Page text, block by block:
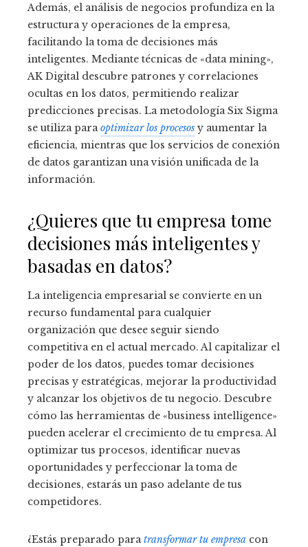
Además, el análisis de negocios profundiza en la
estructura y operaciones de la empresa,
facilitando la toma de decisiones más
inteligentes. Mediante técnicas de «data mining»,
AK Digital descubre patrones y correlaciones
ocultas en los datos, permitiendo realizar
predicciones precisas. La metodología Six Sigma
se utiliza paraoptimizar los procesos y aumentar la
eficiencia, mientras que los servicios de conexión
de datos garantizan una visión unificada de la
información.
¿Quieres que tu empresa tome
decisiones más inteligentes y
basadas en datos?
La inteligencia empresarial se convierte en un
recurso fundamental para cualquier
organización que desee seguir siendo
competitiva en el actual mercado. Al capitalizar el
poder de los datos, puedes tomar decisiones
precisas y estratégicas, mejorar la productividad
y alcanzar los objetivos de tu negocio. Descubre
cómo las herramientas de «business intelligence»
pueden acelerar el crecimiento de tu empresa. Al
optimizar tus procesos, identificar nuevas
oportunidades y perfeccionar la toma de
decisiones, estarás un paso adelante de tus
competidores.
¿Estás preparado paratransformar tu empresa con